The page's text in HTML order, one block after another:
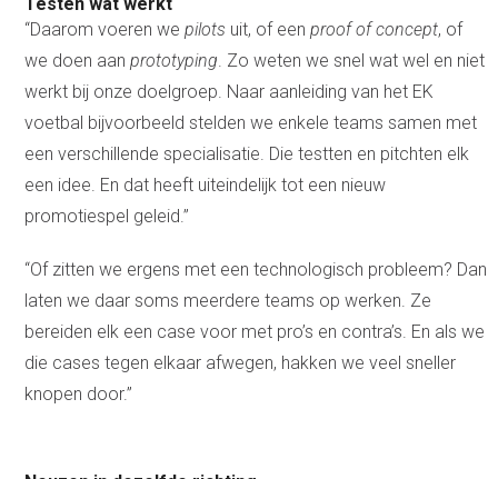
“Daarom voeren wepilots uit, of eenproof of concept, of
we doen aanprototyping. Zo weten we snel wat wel en niet
werkt bij onze doelgroep. Naar aanleiding van het EK
voetbal bijvoorbeeld stelden we enkele teams samen met
een verschillende specialisatie. Die testten en pitchten elk
een idee. En dat heeft uiteindelijk tot een nieuw
promotiespel geleid.”
“Of zitten we ergens met een technologisch probleem? Dan
laten we daar soms meerdere teams op werken. Ze
bereiden elk een case voor met pro’s en contra’s. En als we
die cases tegen elkaar afwegen, hakken we veel sneller
knopen door.”